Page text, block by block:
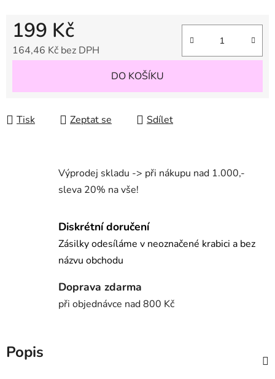
199 Kč
164,46 Kč bez DPH
DO KOŠÍKU
Tisk Zeptat se Sdílet
Výprodej skladu -> při nákupu nad 1.000,-
sleva 20% na vše!
Diskrétní doručení
Zásilky odesíláme v neoznačené krabici a bez
názvu obchodu
Doprava zdarma
při objednávce nad 800 Kč
Popis